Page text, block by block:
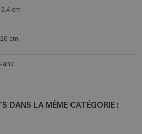
cm
cm
DANS LA MÊME CATÉGORIE :